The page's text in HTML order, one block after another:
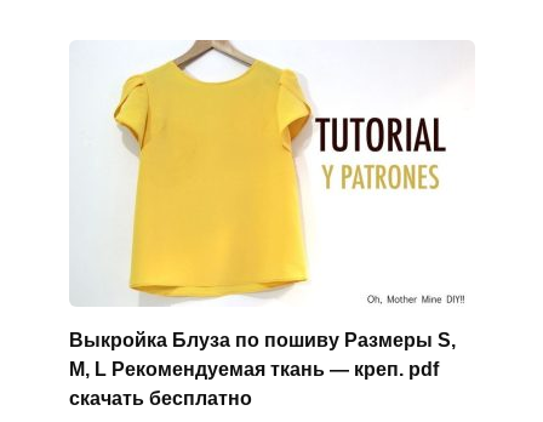
Выкройка Блуза по пошиву Размеры S,
M, L Рекомендуемая ткань — креп. pdf
скачать бесплатно